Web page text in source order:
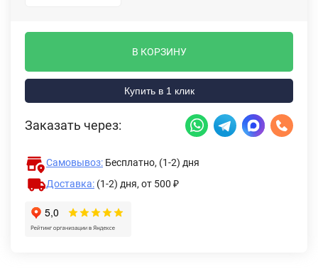
В КОРЗИНУ
Купить в 1 клик
Заказать через:
Самовывоз: Бесплатно, (1-2) дня
Доставка: (1-2) дня, от 500 ₽